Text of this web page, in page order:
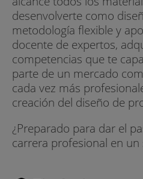
desenvolverte como
metodología flexible y
docente de expertos,
competencias que te
parte de un mercado
cada vez más
creación del diseño de
¿Preparado para dar el
carrera profesional en un